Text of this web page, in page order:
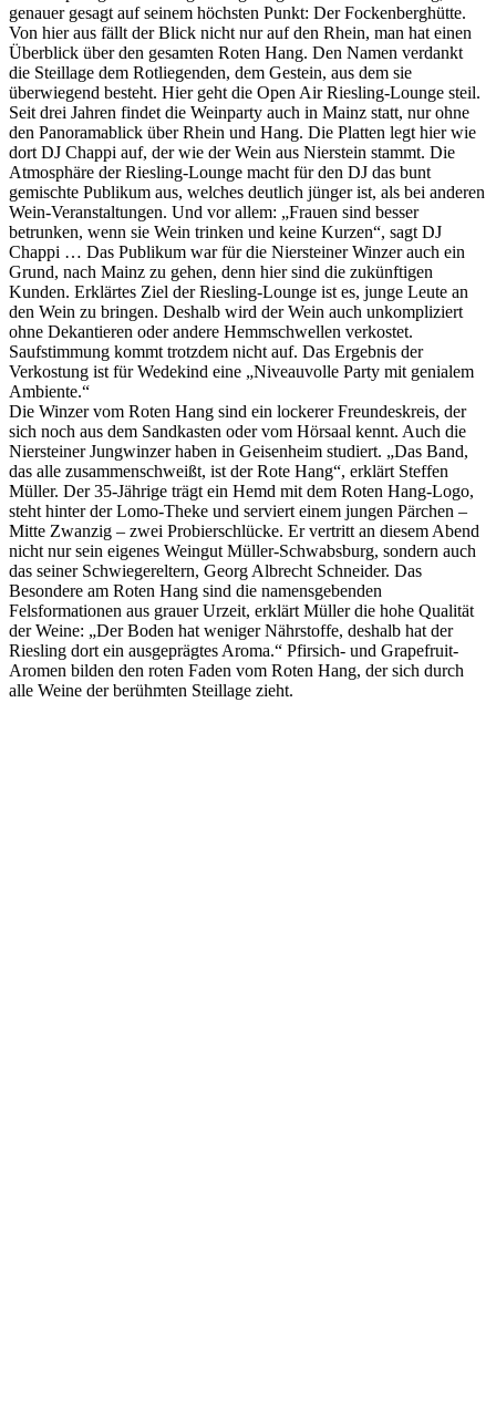
genauer gesagt auf seinem höchsten Punkt: Der Fockenberghütte.
Von hier aus fällt der Blick nicht nur auf den Rhein, man hat einen
Überblick über den gesamten Roten Hang. Den Namen verdankt
die Steillage dem Rotliegenden, dem Gestein, aus dem sie
überwiegend besteht. Hier geht die Open Air Riesling-Lounge steil.
Seit drei Jahren findet die Weinparty auch in Mainz statt, nur ohne
den Panoramablick über Rhein und Hang. Die Platten legt hier wie
dort DJ Chappi auf, der wie der Wein aus Nierstein stammt. Die
Atmosphäre der Riesling-Lounge macht für den DJ das bunt
gemischte Publikum aus, welches deutlich jünger ist, als bei anderen
Wein-Veranstaltungen. Und vor allem: „Frauen sind besser
betrunken, wenn sie Wein trinken und keine Kurzen“, sagt DJ
Chappi … Das Publikum war für die Niersteiner Winzer auch ein
Grund, nach Mainz zu gehen, denn hier sind die zukünftigen
Kunden. Erklärtes Ziel der Riesling-Lounge ist es, junge Leute an
den Wein zu bringen. Deshalb wird der Wein auch unkompliziert
ohne Dekantieren oder andere Hemmschwellen verkostet.
Saufstimmung kommt trotzdem nicht auf. Das Ergebnis der
Verkostung ist für Wedekind eine „Niveauvolle Party mit genialem
Ambiente.“
Die Winzer vom Roten Hang sind ein lockerer Freundeskreis, der
sich noch aus dem Sandkasten oder vom Hörsaal kennt. Auch die
Niersteiner Jungwinzer haben in Geisenheim studiert. „Das Band,
das alle zusammenschweißt, ist der Rote Hang“, erklärt Steffen
Müller. Der 35-Jährige trägt ein Hemd mit dem Roten Hang-Logo,
steht hinter der Lomo-Theke und serviert einem jungen Pärchen –
Mitte Zwanzig – zwei Probierschlücke. Er vertritt an diesem Abend
nicht nur sein eigenes Weingut Müller-Schwabsburg, sondern auch
das seiner Schwiegereltern, Georg Albrecht Schneider. Das
Besondere am Roten Hang sind die namensgebenden
Felsformationen aus grauer Urzeit, erklärt Müller die hohe Qualität
der Weine: „Der Boden hat weniger Nährstoffe, deshalb hat der
Riesling dort ein ausgeprägtes Aroma.“ Pfirsich- und Grapefruit-
Aromen bilden den roten Faden vom Roten Hang, der sich durch
alle Weine der berühmten Steillage zieht.